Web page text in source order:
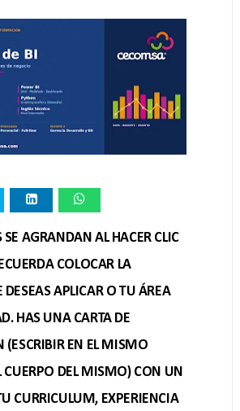
AGRANDAN AL HACER CLIC
COLOCAR LA
APLICAR O TU ÁREA
HAS UNA CARTA DE
(ESCRIBIR EN EL MISMO
CUERPO DEL MISMO) CON UN
CURRICULUM, EXPERIENCIA